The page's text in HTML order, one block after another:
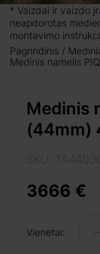
* Vaizdai ir vaizdo
neapdorotas
montavimo
Pagrindinis
Medinis namelis
Medinis
(44mm)
3666 €
Vienetai:
durys
gerą